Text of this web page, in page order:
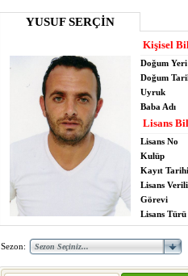
YUSUF SERÇİN
Kişisel
Doğum Yeri
Doğum
Uyruk
Baba Adı
Lisans
Lisans No
Kulüp
Kayıt Tarihi
Lisans
Görevi
Lisans Türü
Sezon: